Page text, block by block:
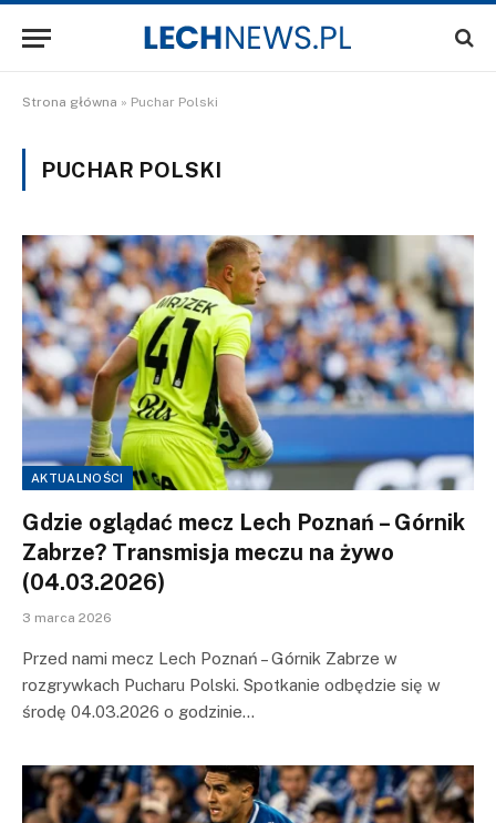
Strona główna » Puchar Polski
PUCHAR POLSKI
AKTUALNOŚCI
Gdzie oglądać mecz Lech Poznań – Górnik
Zabrze? Transmisja meczu na żywo
(04.03.2026)
3 marca 2026
Przed nami mecz Lech Poznań – Górnik Zabrze w
rozgrywkach Pucharu Polski. Spotkanie odbędzie się w
środę 04.03.2026 o godzinie…